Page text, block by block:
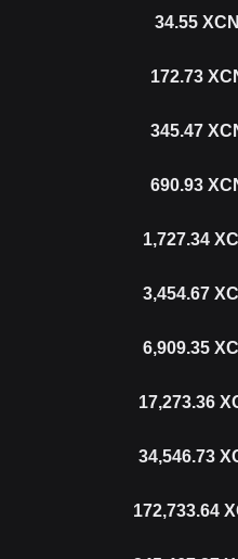
34.55 XCN
172.73
345.47
690.93
1,727.34
3,454.67
6,909.35
17,273.36
34,546.73
172,733.64